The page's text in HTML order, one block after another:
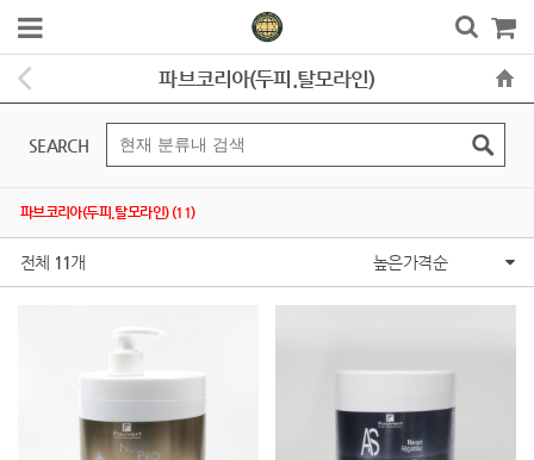
파브코리아(두피.탈모라인)
SEARCH
파브코리아(두피.탈모라인) (11)
전체 11개 높은가격순